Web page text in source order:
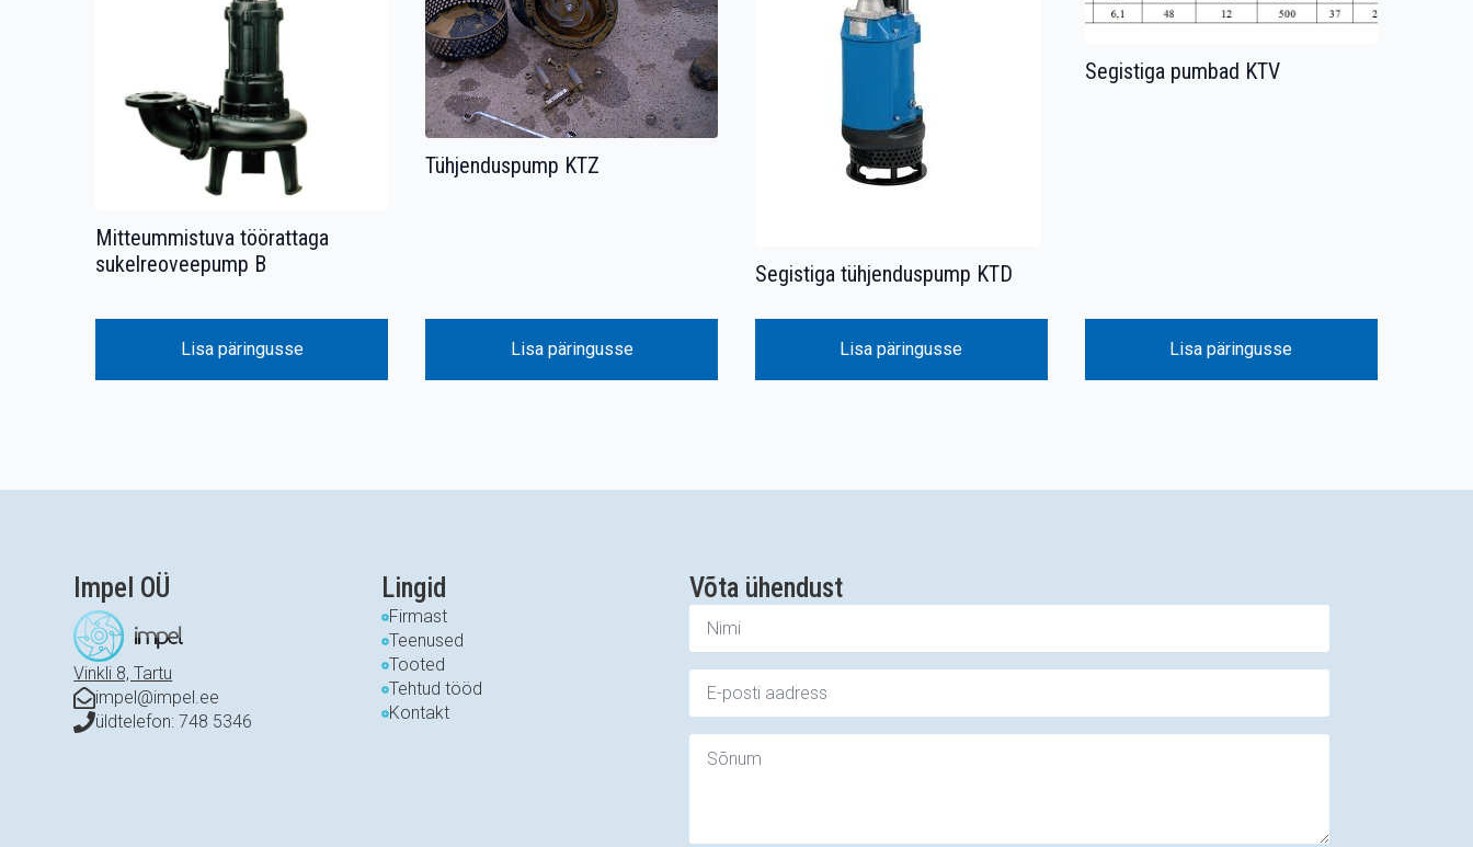
Mitteummistuva töörattaga
sukelreoveepump B
Lisa päringusse
Tühjenduspump KTZ
Lisa päringusse
Segistiga tühjenduspump KTD
Lisa päringusse
Segistiga pumbad KTV
Lisa päringusse
Impel OÜ
Vinkli 8, Tartu
impel@impel.ee
üldtelefon: 748 5346
Lingid
Firmast
Teenused
Tooted
Tehtud tööd
Kontakt
Võta ühendust